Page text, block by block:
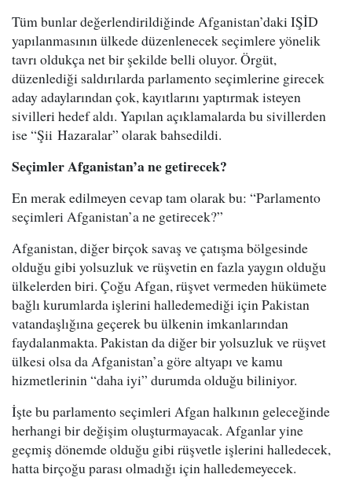
Tüm bunlar değerlendirildiğinde Afganistan’daki IŞİD
yapılanmasının ülkede düzenlenecek seçimlere yönelik
tavrı oldukça net bir şekilde belli oluyor. Örgüt,
düzenlediği saldırılarda parlamento seçimlerine girecek
aday adaylarından çok, kayıtlarını yaptırmak isteyen
sivilleri hedef aldı. Yapılan açıklamalarda bu sivillerden
ise “Şii Hazaralar” olarak bahsedildi.
Seçimler Afganistan’a ne getirecek?
En merak edilmeyen cevap tam olarak bu: “Parlamento
seçimleri Afganistan’a ne getirecek?”
Afganistan, diğer birçok savaş ve çatışma bölgesinde
olduğu gibi yolsuzluk ve rüşvetin en fazla yaygın olduğu
ülkelerden biri. Çoğu Afgan, rüşvet vermeden hükümete
bağlı kurumlarda işlerini halledemediği için Pakistan
vatandaşlığına geçerek bu ülkenin imkanlarından
faydalanmakta. Pakistan da diğer bir yolsuzluk ve rüşvet
ülkesi olsa da Afganistan’a göre altyapı ve kamu
hizmetlerinin “daha iyi” durumda olduğu biliniyor.
İşte bu parlamento seçimleri Afgan halkının geleceğinde
herhangi bir değişim oluşturmayacak. Afganlar yine
geçmiş dönemde olduğu gibi rüşvetle işlerini halledecek,
hatta birçoğu parası olmadığı için halledemeyecek.